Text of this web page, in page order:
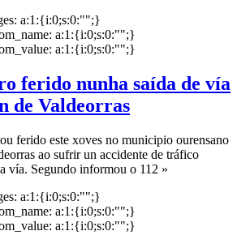
a:1:{i:0;s:0:"";}
a:1:{i:0;s:0:"";}
a:1:{i:0;s:0:"";}
ferido nunha saída de vía
de Valdeorras
ferido este xoves no municipio ourensano
ao sufrir un accidente de tráfico
vía. Segundo informou o 112 »
a:1:{i:0;s:0:"";}
a:1:{i:0;s:0:"";}
a:1:{i:0;s:0:"";}